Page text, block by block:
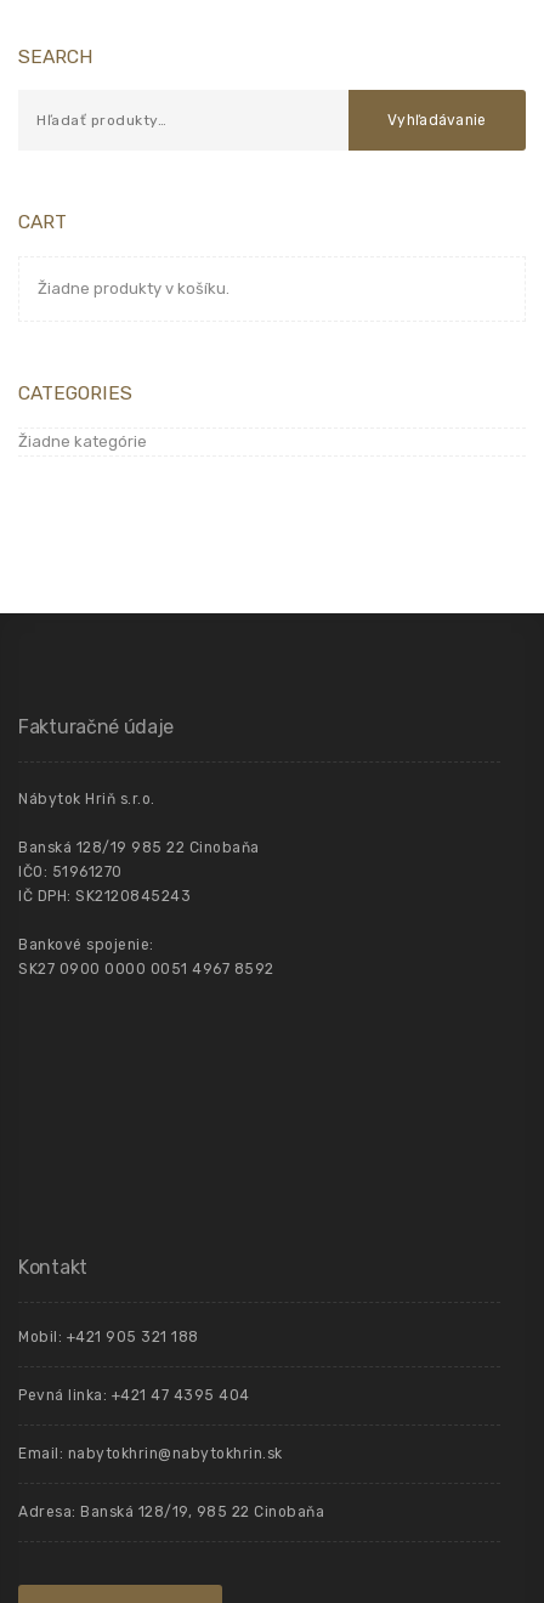
SEARCH
Vyhľadávanie
CART
Žiadne produkty v košíku.
CATEGORIES
Žiadne kategórie
Fakturačné údaje
Nábytok Hriň s.r.o.
Banská 128/19 985 22 Cinobaňa
IČO: 51961270
IČ DPH: SK2120845243
Bankové spojenie:
SK27 0900 0000 0051 4967 8592
Kontakt
Mobil: +421 905 321 188
Pevná linka: +421 47 4395 404
Email: nabytokhrin@nabytokhrin.sk
Adresa: Banská 128/19, 985 22 Cinobaňa